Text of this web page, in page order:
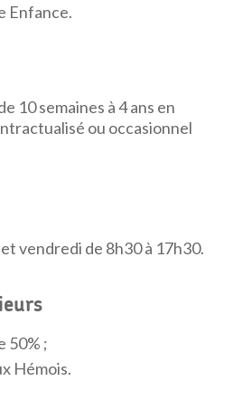
Enfance.
10 semaines à 4 ans en
ou occasionnel
vendredi de 8h30 à 17h30.
50% ;
Hémois.